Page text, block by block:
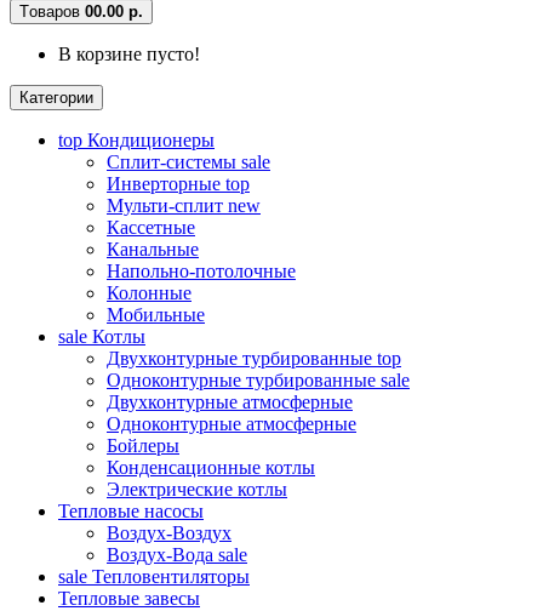
Tоваров 00.00 р.
В корзине пусто!
Категории
top Кондиционеры
Сплит-системы sale
Инверторные top
Мульти-сплит new
Кассетные
Канальные
Напольно-потолочные
Колонные
Мобильные
sale Котлы
Двухконтурные турбированные top
Одноконтурные турбированные sale
Двухконтурные атмосферные
Одноконтурные атмосферные
Бойлеры
Конденсационные котлы
Электрические котлы
Тепловые насосы
Воздух-Воздух
Воздух-Вода sale
sale Тепловентиляторы
Тепловые завесы